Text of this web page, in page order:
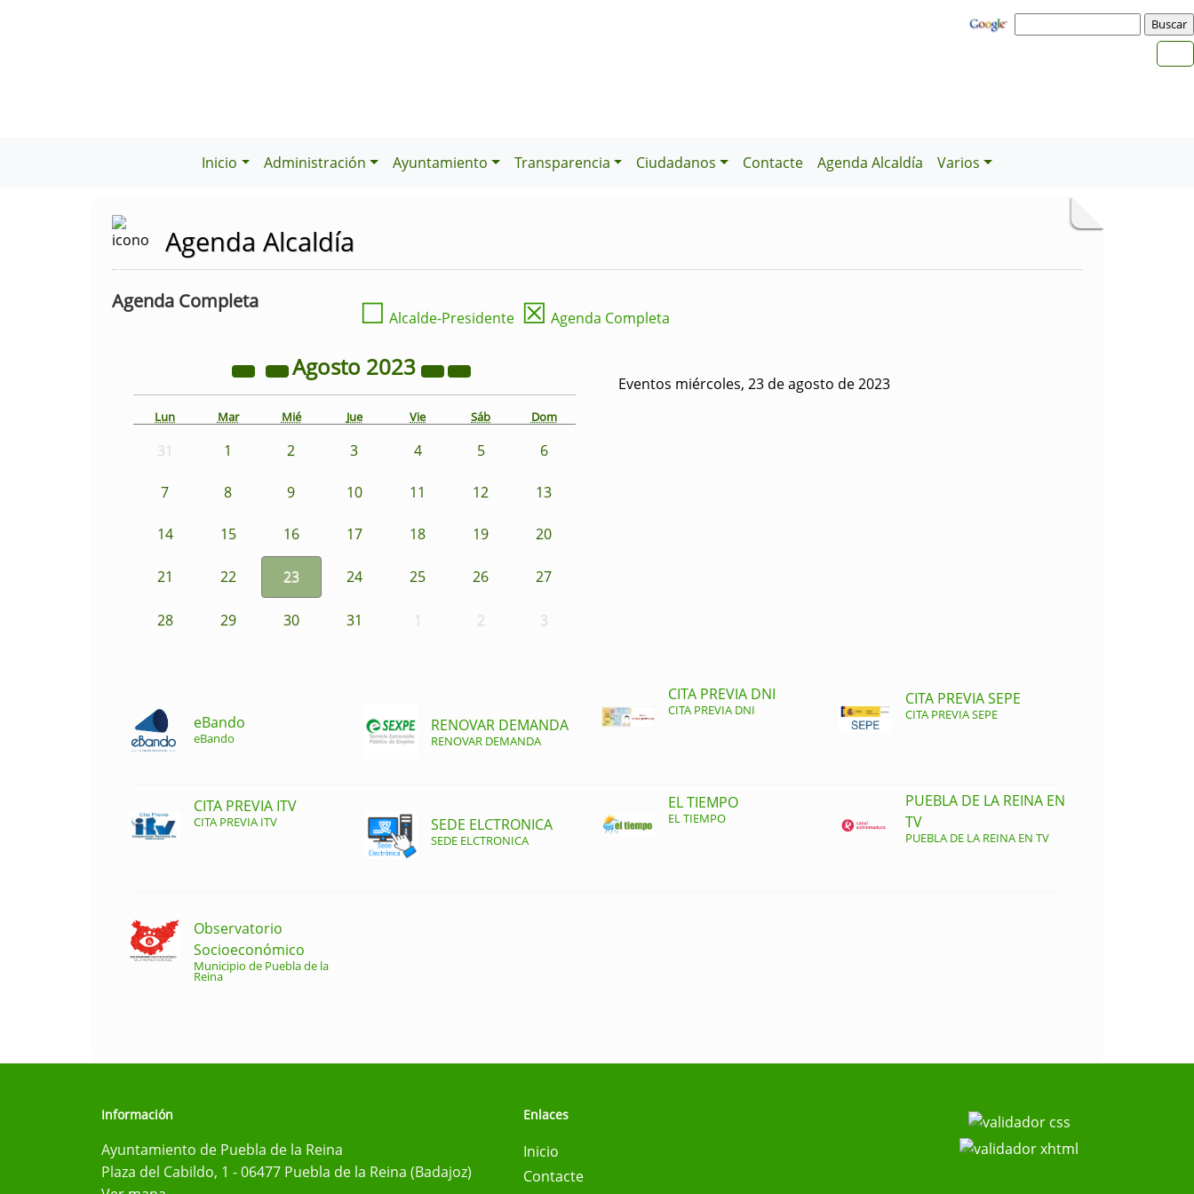
Inicio Administración Ayuntamiento Transparencia Ciudadanos Contacte Agenda Alcaldía Varios
Agenda Alcaldía
Agenda Completa ☐ Alcalde-Presidente ☒ Agenda Completa
Agosto 2023
Lun Mar Mié Jue Vie Sáb Dom
31 1 2 3 4 5 6
7 8 9 10 11 12 13
14 15 16 17 18 19 20
21 22 23 24 25 26 27
28 29 30 31 1 2 3
Eventos miércoles, 23 de agosto de 2023
eBando
eBando
RENOVAR DEMANDA
RENOVAR DEMANDA
CITA PREVIA DNI
CITA PREVIA DNI
CITA PREVIA SEPE
CITA PREVIA SEPE
CITA PREVIA ITV
CITA PREVIA ITV SEDE ELCTRONICA
SEDE ELCTRONICA
EL TIEMPO
EL TIEMPO
PUEBLA DE LA REINA EN
TV
PUEBLA DE LA REINA EN TV
Observatorio
Socioeconómico
Municipio de Puebla de la
Reina
Información
Ayuntamiento de Puebla de la Reina
Plaza del Cabildo, 1 - 06477 Puebla de la Reina (Badajoz)
Enlaces
Inicio
Contacte